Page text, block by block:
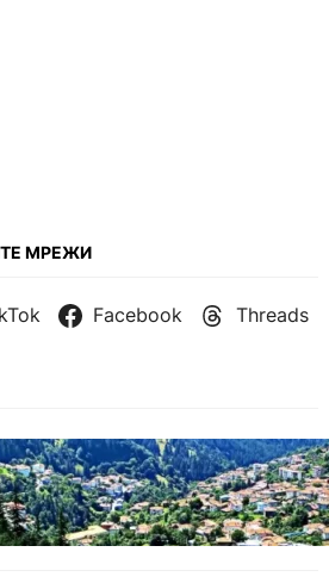
МРЕЖИ
Facebook Threads
алармира за нова схема с
лечители и „вълшебни“ мехлеми